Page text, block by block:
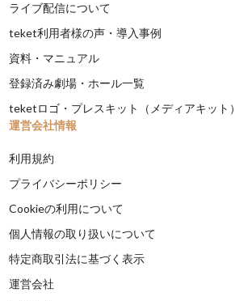
ライブ配信について
teket利用者様の声・導入事例
資料・マニュアル
登録済み劇場・ホール一覧
teketロゴ・プレスキット（メディアキット）
運営会社情報
利用規約
プライバシーポリシー
Cookieの利用について
個人情報の取り扱いについて
特定商取引法に基づく表示
運営会社